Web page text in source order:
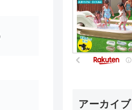
アーカイブ